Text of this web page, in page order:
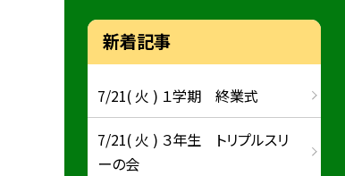
新着記事
7/21( 火 ) １学期 終業式
7/21( 火 ) ３年生 トリプルスリ
ーの会